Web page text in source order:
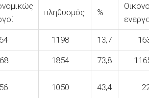
πληθυσμός %
1198 13,7
1854 73,8
1050 43,4